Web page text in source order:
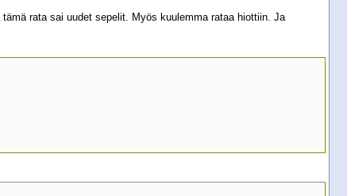
rata sai uudet sepelit. Myös kuulemma rataa hiottiin. Ja